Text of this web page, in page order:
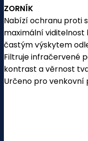
ZORNÍK
Nabízí ochranu proti
maximální viditelnost
častým výskytem
Filtruje infračervené
kontrast a věrnost
Určeno pro venkovní